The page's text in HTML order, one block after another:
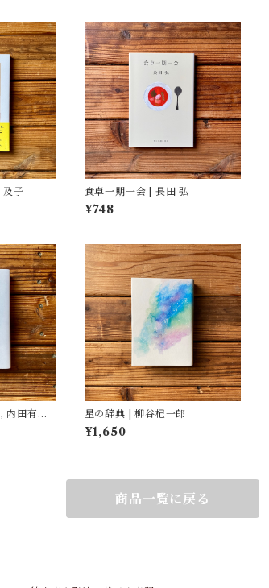
| 古賀 及子 食卓一期一会 | 長田 弘
¥748
内田有美
星の辞典 | 柳谷杞一郎
¥1,650
商品一覧に戻る